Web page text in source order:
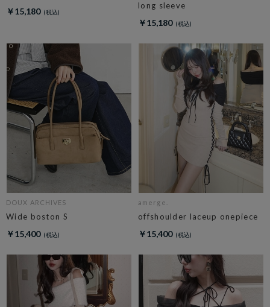
￥15,180
long sleeve
￥15,180
DOUX ARCHIVES
Wide boston S
￥15,400
amerge.
offshoulder laceup onepiece
￥15,400